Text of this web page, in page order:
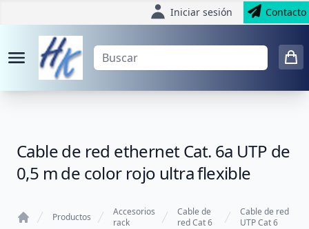
Iniciar sesión Contacto
Cable de red ethernet Cat. 6a UTP de
0,5 m de color rojo ultra flexible
Productos
Accesorios
rack
Cable de
red Cat 6
Cable de red
UTP Cat 6